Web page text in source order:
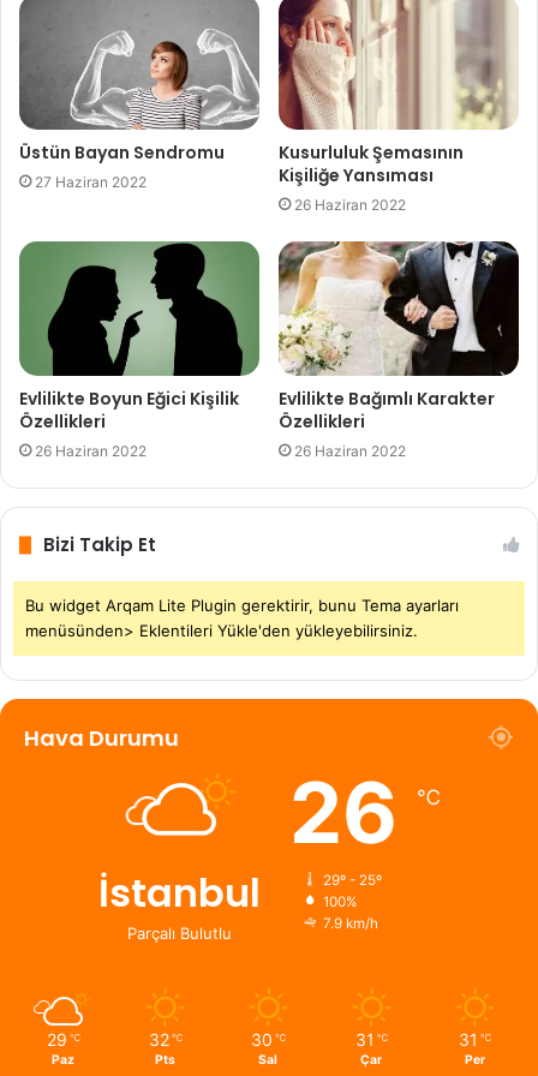
Kıymetsiz ve Kusurlu Olduğunuz İnancı
ile Başa Çıkabilmek
27 Haziran 2022
Share
Share Share
Çiftler Sorunlar Tartışma
Üstün Bayan Sendromu
27 Haziran 2022
Kusurluluk Şemasının
Kişiliğe Yansıması
26 Haziran 2022
Evlilikte Boyun Eğici Kişilik
Özellikleri
26 Haziran 2022
Evlilikte Bağımlı Karakter
Özellikleri
26 Haziran 2022
Bizi Takip Et
Bu widget Arqam Lite Plugin gerektirir, bunu Tema ayarları
menüsünden> Eklentileri Yükle'den yükleyebilirsiniz.
Hava Durumu
İstanbul
Parçalı Bulutlu
26 ℃
29º - 25º
100%
7.9 km/h
29 ℃
Paz
32 ℃
Pts
30 ℃
Sal
31 ℃
Çar
31 ℃
Per